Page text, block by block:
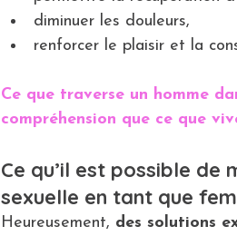
diminuer les douleurs,
renforcer le plaisir et la
Ce que traverse un homme
compréhension que ce que
Ce qu’il est possible
sexuelle en tant que
Heureusement, des solutions